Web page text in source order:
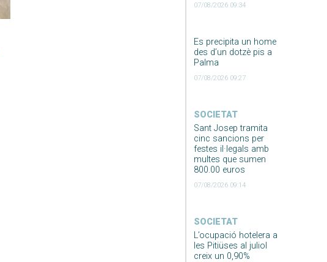
07/08/2026 09:34
Es precipita un home
des d’un dotzè pis a
Palma
07/08/2026 09:27
SOCIETAT
Sant Josep tramita
cinc sancions per
festes il·legals amb
multes que sumen
800.00 euros
07/08/2026 09:14
SOCIETAT
L’ocupació hotelera a
les Pitiüses al juliol
creix un 0,90%